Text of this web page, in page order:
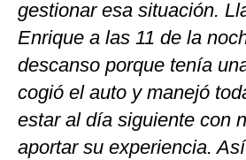
gestionar esa situación.
Enrique a las 11 de la
descanso porque tenía
cogió el auto y manejó
estar al día siguiente con
aportar su experiencia.